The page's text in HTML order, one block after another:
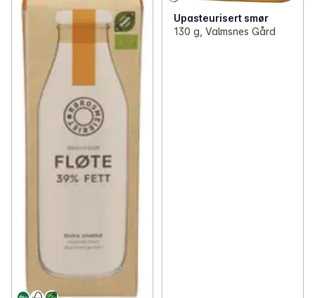
Upasteurisert smør
130 g, Valmsnes Gård